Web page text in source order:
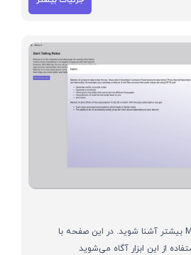
با هوش مصنوعی Memos AI بیشتر آشنا شوید. در این صفحه با
از این ابزار آگاه می‌شوید